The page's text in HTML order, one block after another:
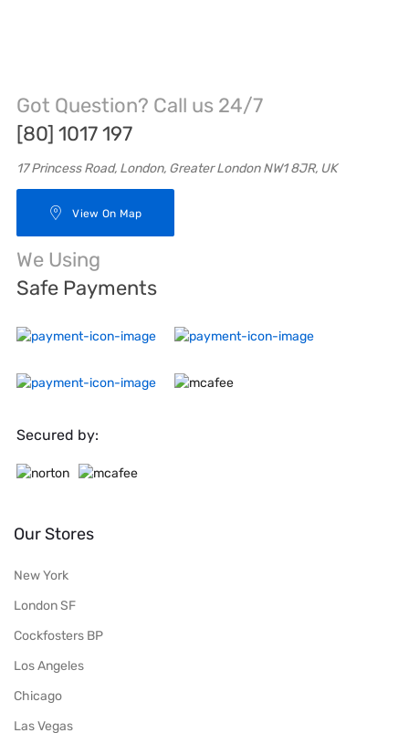
Got Question? Call us 24/7
[80] 1017 197
17 Princess Road, London, Greater London NW1 8JR, UK
View On Map
We Using
Safe Payments
Secured by:
Our Stores
New York
London SF
Cockfosters BP
Los Angeles
Chicago
Las Vegas